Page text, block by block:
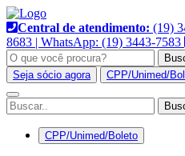
Pular
para
o
conteúdo
Central de atendimento: (19)
8683 | WhatsApp: (19) 3443-7583
Seja sócio agora
CPP/Unimed/
Alternar
navegação
CPP/Unimed/Boleto